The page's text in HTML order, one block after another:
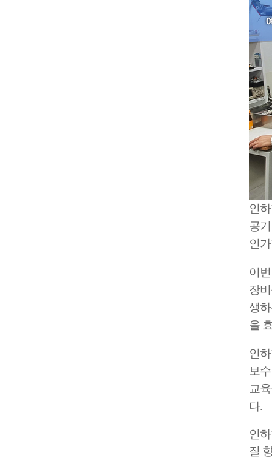
인
공
인
이
장
생
을
인
보
교
다.
인
질